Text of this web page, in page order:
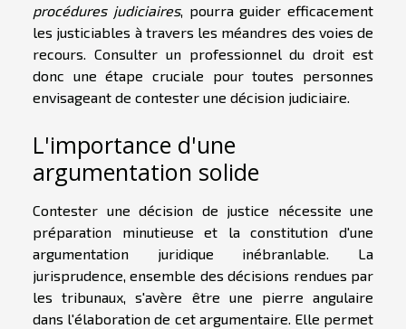
procédures judiciaires, pourra guider efficacement
les justiciables à travers les méandres des voies de
recours. Consulter un professionnel du droit est
donc une étape cruciale pour toutes personnes
envisageant de contester une décision judiciaire.
L'importance d'une
argumentation solide
Contester une décision de justice nécessite une
préparation minutieuse et la constitution d'une
argumentation juridique inébranlable. La
jurisprudence, ensemble des décisions rendues par
les tribunaux, s'avère être une pierre angulaire
dans l'élaboration de cet argumentaire. Elle permet